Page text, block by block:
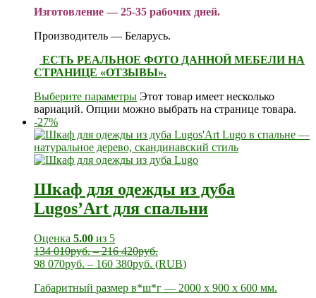
Изготовление — 25-35 рабочих дней.
Производитель — Беларусь.
ЕСТЬ РЕАЛЬНОЕ ФОТО ДАННОЙ МЕБЕЛИ НА
СТРАНИЦЕ «ОТЗЫВЫ».
Выберите параметры Этот товар имеет несколько
вариаций. Опции можно выбрать на странице товара.
-27%
Шкаф для одежды из дуба
Lugos’Art для спальни
Оценка 5.00 из 5
134 010руб.–216 420руб.
98 070руб. – 160 380руб. (RUB)
Габаритный размер в*ш*г — 2000 х 900 х 600 мм.